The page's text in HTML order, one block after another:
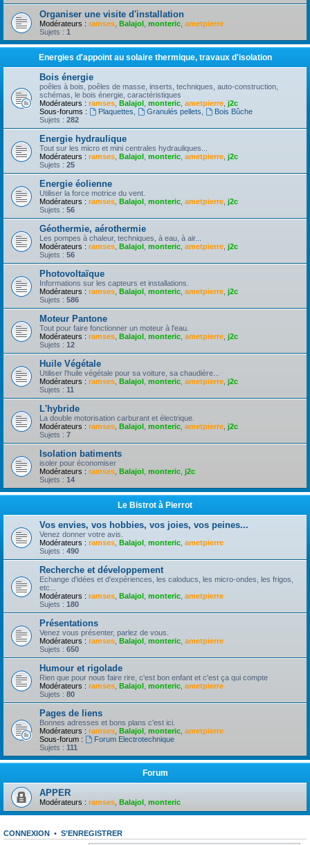
Organiser une visite d'installation
Modérateurs : ramses Balajol monteric ametpierre
Sujets : 1
Energies d'appoint au solaire thermique, travaux d'isolation
Bois énergie
poêles à bois, poêles de masse, inserts, techniques, auto-construction,
schémas, le bois énergie, caractéristiques
Modérateurs : ramses Balajol monteric ametpierre j2c
Sous-forums :
Plaquettes Granulés pellets
Bois Bûche
Sujets : 282
Energie hydraulique
Tout sur les micro et mini centrales hydrauliques...
Modérateurs : ramses Balajol monteric ametpierre j2c
Sujets : 25
Energie éolienne
Utiliser la force motrice du vent.
Modérateurs : ramses Balajol monteric ametpierre j2c
Sujets : 56
Géothermie, aérothermie
Les pompes à chaleur, techniques, à eau, à air...
Modérateurs : ramses Balajol monteric ametpierre j2c
Sujets : 56
Photovoltaïque
Informations sur les capteurs et installations.
Modérateurs : ramses Balajol monteric ametpierre j2c
Sujets : 586
Moteur Pantone
Tout pour faire fonctionner un moteur à l'eau.
Modérateurs : ramses Balajol monteric ametpierre j2c
Sujets : 12
Huile Végétale
Utiliser l'huile végétale pour sa voiture, sa chaudière...
Modérateurs : ramses Balajol monteric ametpierre j2c
Sujets : 11
L'hybride
La double motorisation carburant et électrique.
Modérateurs : ramses Balajol monteric ametpierre j2c
Sujets : 7
Isolation batiments
isoler pour économiser
Modérateurs : ramses Balajol monteric j2c
Sujets : 14
Le Bistrot à Pierrot
Vos envies, vos hobbies, vos joies, vos peines...
Venez donner votre avis.
Modérateurs : ramses Balajol monteric ametpierre
Sujets : 490
Recherche et développement
Echange d'idées et d'expériences, les caloducs, les micro-ondes, les frigos,
etc...
Modérateurs : ramses Balajol monteric ametpierre
Sujets : 180
Présentations
Venez vous présenter, parlez de vous.
Modérateurs : ramses Balajol monteric ametpierre
Sujets : 650
Humour et rigolade
Rien que pour nous faire rire, c'est bon enfant et c'est ça qui compte
Modérateurs : ramses Balajol monteric ametpierre
Sujets : 80
Pages de liens
Bonnes adresses et bons plans c'est ici.
Modérateurs : ramses Balajol monteric ametpierre
Sous-forum :
Forum Electrotechnique
Sujets : 111
Forum
APPER
Modérateurs : ramses Balajol monteric
CONNEXION • S’ENREGISTRER